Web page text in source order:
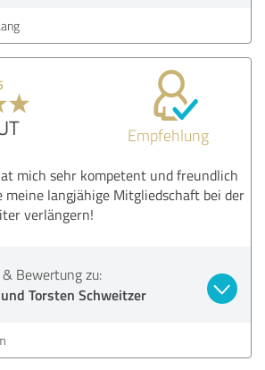
Empfehlung
mich sehr kompetent und freundlich
meine langjähige Mitgliedschaft bei der
verlängern!
Bewertung zu:
Torsten Schweitzer